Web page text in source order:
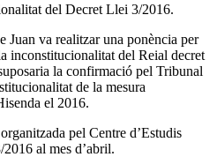
del Decret Llei 3/2016.
Juan va realitzar una ponència per
inconstitucionalitat del Reial decret
la confirmació pel Tribunal
de la mesura
el 2016.
pel Centre d’Estudis
al mes d’abril.